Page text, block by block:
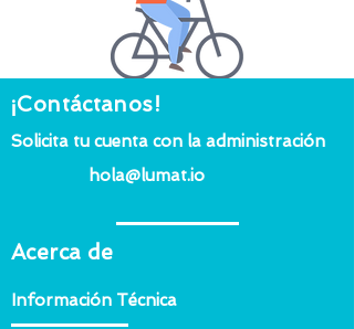
¡Contáctanos!
Solicita tu cuenta con la administración
hola@lumat.io
Acerca de
Información Técnica